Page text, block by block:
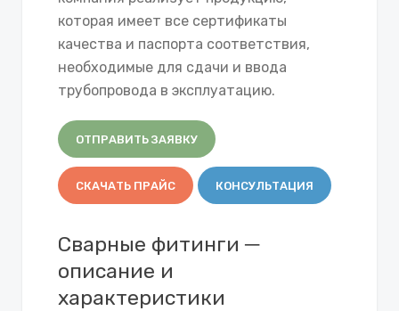
которая имеет все сертификаты
качества и паспорта соответствия,
необходимые для сдачи и ввода
трубопровода в эксплуатацию.
ОТПРАВИТЬ ЗАЯВКУ
СКАЧАТЬ ПРАЙС КОНСУЛЬТАЦИЯ
Сварные фитинги ─
описание и
характеристики